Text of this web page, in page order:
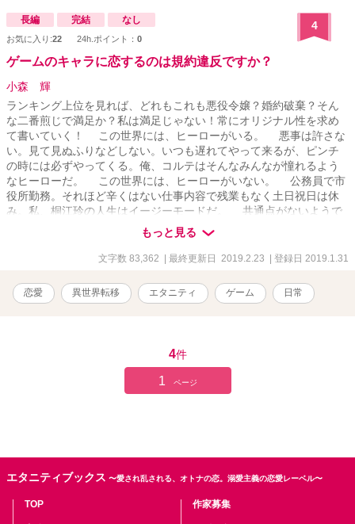
長編 完結 なし
お気に入り:22 24h.ポイント： 0
4
ゲームのキャラに恋するのは規約違反ですか？
小森 輝
ランキング上位を見れば、どれもこれも悪役令嬢？婚約破棄？そん
な二番煎じで満足か？私は満足じゃない！常にオリジナル性を求め
て書いていく！ この世界には、ヒーローがいる。 悪事は許さな
い。見て見ぬふりなどしない。いつも遅れてやって来るが、ピンチ
の時には必ずやってくる。俺、コルテはそんなみんなが憧れるよう
なヒーローだ。 この世界には、ヒーローがいない。 公務員で市
役所勤務。それほど辛くはない仕事内容で残業もなく土日祝日は休
み。私、桐江玲の人生はイージーモードだ。 共通点がないようで
一心同体な二人の運命が重なり合う。 毎日、投稿頑張っていきま
す！お気に入りや感想、あと、第12回恋愛小説大賞に応募している
ので、投票なんかもしてくれるとやる気がでます！ 追記 一先
要望が多ければ続きを書きますが、今の所、その予定はありませ
ん。次はライト文芸大賞の作品を書いて行きます。作家をやめてい
感想もお待ちしています。もちろん、酷評も欲しいです。感想書い
てポイントなんてやりたくないって人は近況ボードにでも感想を書
もっと見る
文字数 83,362 | 最終更新日 2019.2.23 | 登録日 2019.1.31
恋愛 異世界転移 エタニティ ゲーム 日常
4件
1 ページ
エタニティブックス 〜愛され乱される、オトナの恋。溺愛主義の恋愛レーベル〜
TOP 作家募集